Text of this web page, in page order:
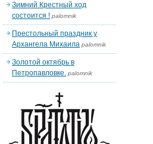
Зимний Крестный ход
состоится ! palomnik
Престольный праздник у
Архангела Михаила palomnik
Золотой октябрь в
Петропавловке. palomnik